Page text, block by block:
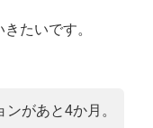
たいです。
があと4か月。